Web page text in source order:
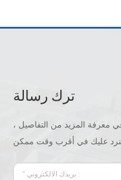
ترك رسالة
معرفة المزيد من التفاصيل ،